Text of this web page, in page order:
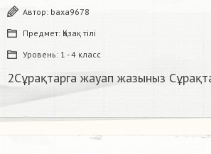
Автор: baxa9678
Предмет: Қазақ тiлi
Уровень: 1 - 4 класс
2Сұрақтарга жауап жазыныз